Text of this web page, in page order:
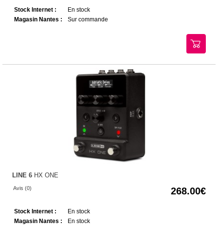
Stock Internet :
En stock
Magasin Nantes :
Sur commande
LINE 6 HX ONE
Avis (0) 268.00
Stock Internet :
En stock
Magasin Nantes :
En stock